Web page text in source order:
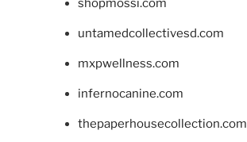
shopmossi.com
untamedcollectivesd.com
mxpwellness.com
infernocanine.com
thepaperhousecollection.com